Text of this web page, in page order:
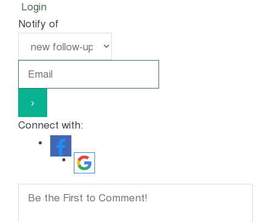
Login
Notify of
Connect with: